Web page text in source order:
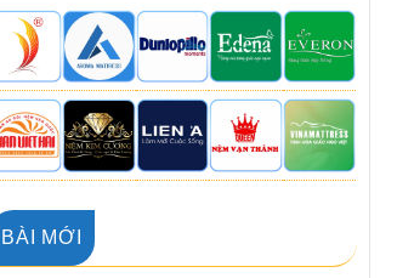
BÀI MỚI